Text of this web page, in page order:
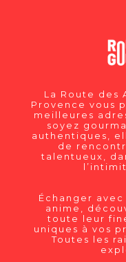
La Route des
Provence vous
meilleures
soyez
authentiques,
de
talentueux,
Échanger
anime,
toute leur
uniques à vos
Toutes les